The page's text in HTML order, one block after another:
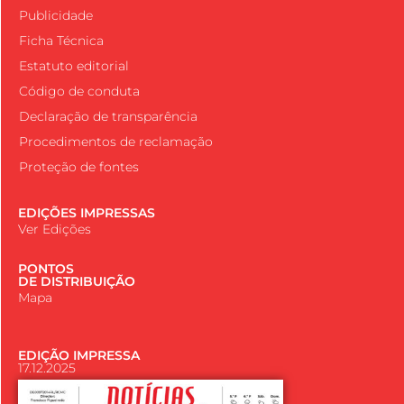
Publicidade
Ficha Técnica
Estatuto editorial
Código de conduta
Declaração de transparência
Procedimentos de reclamação
Proteção de fontes
EDIÇÕES IMPRESSAS
Ver Edições
PONTOS
DE DISTRIBUIÇÃO
Mapa
EDIÇÃO IMPRESSA
17.12.2025